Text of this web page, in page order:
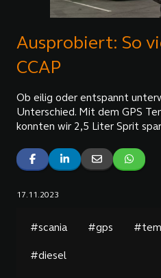
Ausprobiert: So
CCAP
Ob eilig oder entspannt
Unterschied. Mit dem GPS
konnten wir 2,5 Liter Sprit
17.11.2023
#scania #gps
#diesel